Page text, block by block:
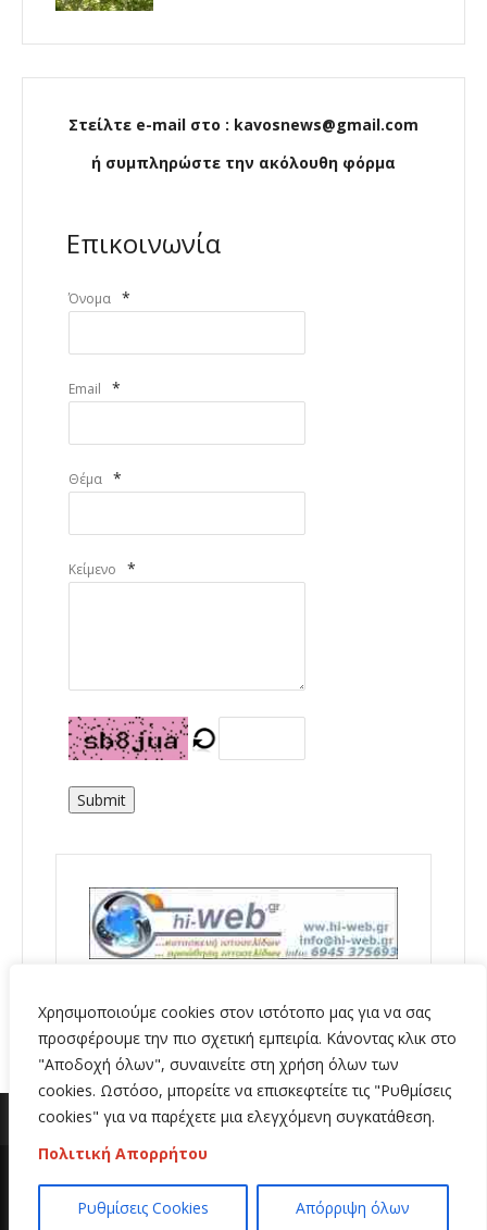
Χρησιμοποιούμε cookies στον ιστότοπο μας για να σας
προσφέρουμε την πιο σχετική εμπειρία. Κάνοντας κλικ στο
"Αποδοχή όλων", συναινείτε στη χρήση όλων των
cookies. Ωστόσο, μπορείτε να επισκεφτείτε τις "Ρυθμίσεις
cookies" για να παρέχετε μια ελεγχόμενη συγκατάθεση.
Πολιτική Απορρήτου
Ρυθμίσεις Cookies Απόρριψη όλων
Στείλτε e-mail στο : kavosnews@gmail.com
ή συμπληρώστε την ακόλουθη φόρμα
Επικοινωνία
Όνομα *
Email *
Θέμα *
Κείμενο *
Submit
Copyright 2020 | All Rights Reserved | Κατασκευή
ιστοσελίδων
Hi Web